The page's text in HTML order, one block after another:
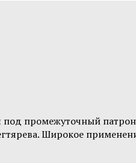
промежуточный
Широкое